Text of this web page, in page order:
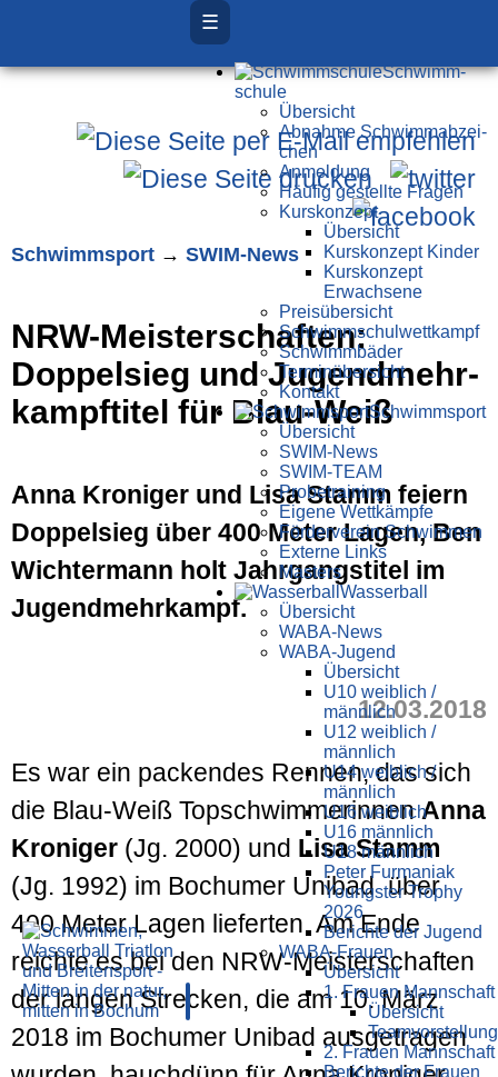
☰
Schwimm­
schule
Übersicht
Ab­nah­me Schwimm­ab­zei­
chen
Anmeldung
Häufig gestellte Fragen
Kurs­konzept
Übersicht
Kurskonzept Kinder
Kurskonzept
Erwachsene
Preis­über­sicht
Schwimm­schul­wett­kampf
Schwimm­bäder
Terminübersicht
Kontakt
Schwimm­sport
Übersicht
SWIM-News
SWIM-TEAM
Probe­training
Eigene Wettkämpfe
Förderverein Schwimmen
Externe Links
Masters
Wasser­ball
Übersicht
WABA-News
WABA-Jugend
Übersicht
U10 weiblich /
männlich
U12 weiblich /
männlich
U14 weiblich /
männlich
U16 weiblich
U16 männlich
U18 männlich
Peter Furmaniak
Youngster Trophy
2026
Berichte der Jugend
WABA-Frauen
Übersicht
1. Frauen Mannschaft
Übersicht
Teamvorstellung
2. Frauen Mannschaft
Berichte der Frauen
Schwimm­sport → SWIM-News
NRW-Meister­schaften:
Doppel­sieg und Jugend­mehr­
kampf­titel für Blau-Weiß
Anna Kroniger und Lisa Stamm feiern
Doppel­sieg über 400 Meter Lagen, Ben
Wichter­mann holt Jahr­gangs­titel im
Jugend­mehr­kampf.
12.03.2018
Es war ein packendes Rennen, das sich
die Blau-Weiß Top­schwimmerinnenAnna
Kroniger (Jg. 2000) und Lisa Stamm
(Jg. 1992) im Bochumer Unibad über
400 Meter Lagen lieferten. Am Ende
reichte es bei den NRW-Meister­schaften
der langen Strecken, die am 10. März
2018 im Bochumer Unibad ausgetragen